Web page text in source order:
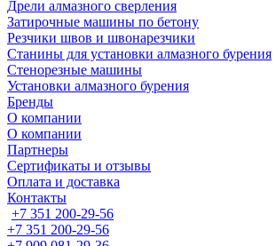
Дрели алмазного сверления
Затирочные машины по бетону
Резчики швов и швонарезчики
Станины для установки алмазного бурения
Стенорезные машины
Установки алмазного бурения
Бренды
О компании
О компании
Партнеры
Cертификаты и отзывы
Оплата и доставка
Контакты
+7 351 200-29-56
+7 351 200-29-56